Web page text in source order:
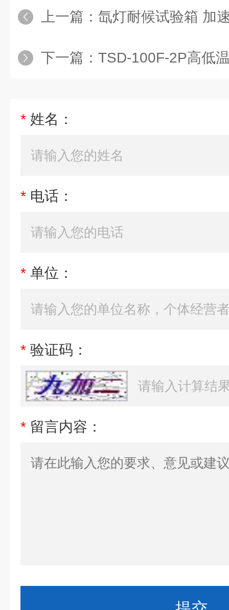
上一篇： 氙灯耐候试验箱 加
下一篇： TSD-100F-2P高低
* 姓名：
* 电话：
* 单位：
* 验证码：
* 留言内容：